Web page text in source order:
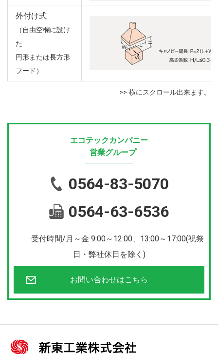
外付け式
（自由空欄に設け
た
円形または長方形
フード）
エコテックカンパニー
営業グループ
0564-83-5070
0564-63-6536
受付時間/月～金 9:00～12:00、13:00～17:00(祝祭
日・弊社休日を除く)
お問い合わせはこちら